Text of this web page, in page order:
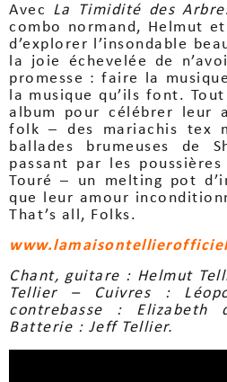
Avec La Timidité des
combo normand, Helmut
d’explorer l’insondable
la joie échevelée de
promesse : faire la
la musique qu’ils font.
album pour célébrer leur
folk – des mariachis tex
ballades brumeuses de
passant par les poussières
Touré – un melting pot
que leur amour
That’s all, Folks.
Chant, guitare : Helmut
Tellier – Cuivres :
contrebasse :
Batterie : Jeff Tellier.